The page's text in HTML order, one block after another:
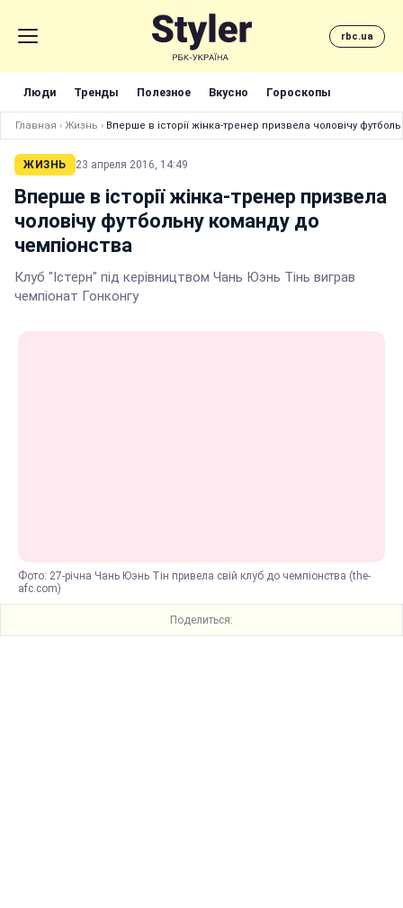
rbc.ua
Люди Тренды Полезное Вкусно Гороскопы
Главная › Жизнь › Вперше в історії жінка-тренер призвела чоловічу
ЖИЗНЬ 23 апреля 2016, 14:49
Вперше в історії жінка-тренер призвела
чоловічу футбольну команду до
чемпіонства
Клуб "Істерн" під керівництвом Чань Юэнь Тінь виграв
чемпіонат Гонконгу
Фото: 27-річна Чань Юэнь Тін привела свій клуб до чемпіонства (the-
afc.com)
Поделиться: